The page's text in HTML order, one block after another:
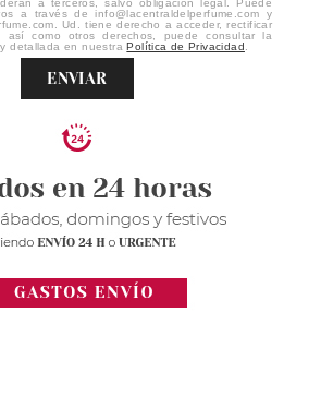
a terceros, salvo obligación legal. Puede
a través de info@lacentraldelperfume.com y
Ud. tiene derecho a acceder, rectificar
así como otros derechos, puede consultar la
detallada en nuestraPolítica de Privacidad
ENVIAR